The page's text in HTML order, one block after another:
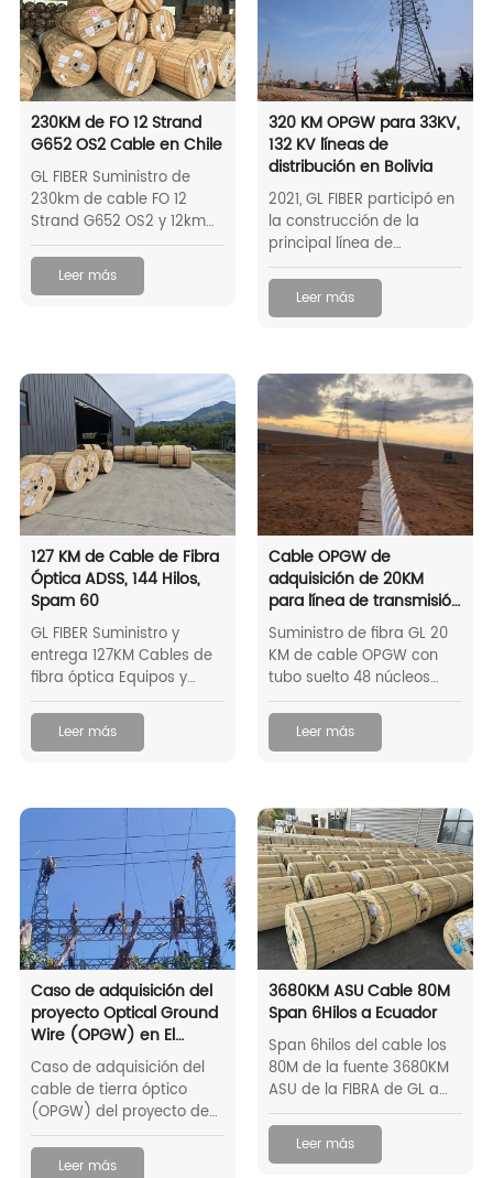
230KM de FO 12 Strand
G652 OS2 Cable en Chile
GL FIBER Suministro de
230km de cable FO 12
Strand G652 OS2 y 12km
de cable FO 48 Strand
G652 OS2 a Chile 2019.
Leer más
320 KM OPGW para 33KV,
132 KV líneas de
distribución en Bolivia
2021, GL FIBER participó en
la construcción de la
principal línea de
transmisión, con
conductor de capacidad
aumentada de aluminio
transversal y proyecto
OPGW de gran núcleo en
Bolivia.
Leer más
127 KM de Cable de Fibra
Óptica ADSS, 144 Hilos,
Spam 60
GL FIBER Suministro y
entrega 127KM Cables de
fibra óptica Equipos y
accesorios Cables a
República Dominicana.
Leer más
Cable OPGW de
adquisición de 20KM
para línea de transmisión
de 115Kv en Honduras
Suministro de fibra GL 20
KM de cable OPGW con
tubo suelto 48 núcleos
monomodo fibra óptica
G652D a Honduras.
Leer más
Caso de adquisición del
proyecto Optical Ground
Wire (OPGW) en El
Salvador
Caso de adquisición del
cable de tierra óptico
(OPGW) del proyecto de
El Salvador de GL FIBER
Leer más
3680KM ASU Cable 80M
Span 6Hilos a Ecuador
Span 6hilos del cable los
80M de la fuente 3680KM
ASU de la FIBRA de GL a
Ecuador en 2024
Leer más